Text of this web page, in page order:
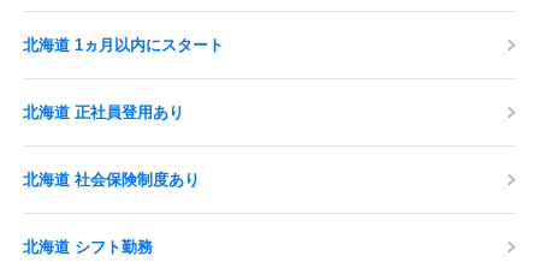
北海道 1ヵ月以内にスタート
北海道 正社員登用あり
北海道 社会保険制度あり
北海道 シフト勤務